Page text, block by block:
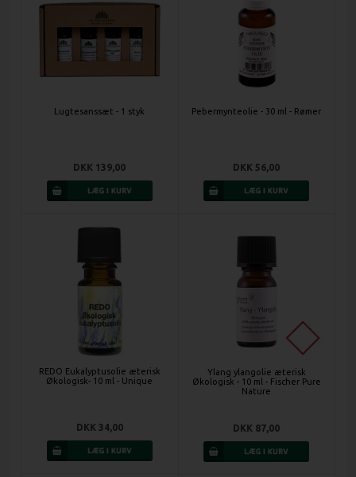
Lugtesanssæt - 1 styk
DKK 139,00
Pebermynteolie - 30 ml - Rømer
DKK 56,00
REDO Eukalyptusolie æterisk
Økologisk- 10 ml - Unique
DKK 34,00
Ylang ylangolie æterisk
Økologisk - 10 ml - Fischer Pure
Nature
DKK 87,00